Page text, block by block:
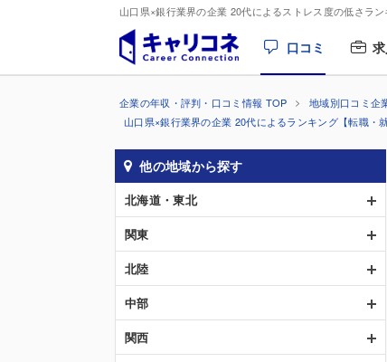
山口県×銀行業界の企業 20代によるストレス度の低さラン
口コミ
企業の年収・評判・口コミ情報 TOP 地域別口コミ企
山口県×銀行業界の企業 20代によるランキング【転職・
他の地域から探す
北海道・東北
関東
北陸
中部
関西